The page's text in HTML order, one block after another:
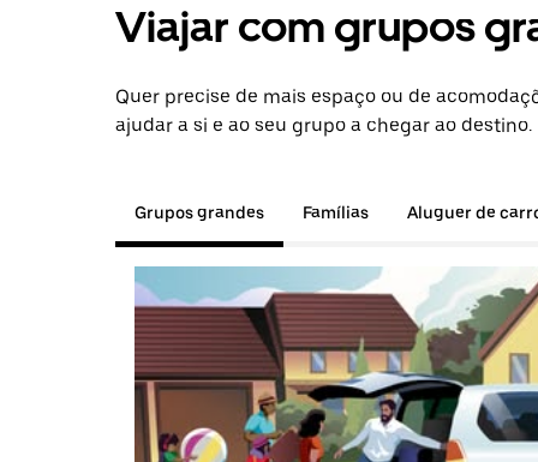
Viajar com grupos
Quer precise de mais espaço ou de
ajudar a si e ao seu grupo a chegar ao destino.
Grupos grandes Famílias Aluguer de